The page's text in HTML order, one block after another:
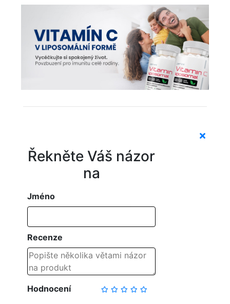
Řekněte Váš názor
na
Jméno
Recenze
Hodnocení